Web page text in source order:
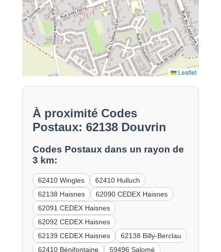
Leaflet
À proximité Codes
Postaux: 62138 Douvrin
Codes Postaux dans un rayon de
3 km:
62410 Wingles
62410 Hulluch
62138 Haisnes
62090 CEDEX Haisnes
62091 CEDEX Haisnes
62092 CEDEX Haisnes
62139 CEDEX Haisnes
62138 Billy-Berclau
62410 Bénifontaine
59496 Salomé